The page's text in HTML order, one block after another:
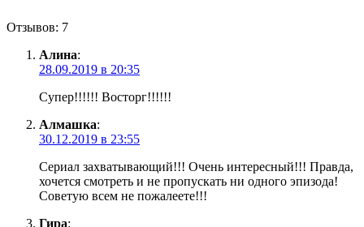
Отзывов: 7
Алина:
28.09.2019 в 20:35
Супер!!!!!! Восторг!!!!!!
Алмашка:
30.12.2019 в 23:55
Сериал захватывающий!!! Очень интересный!!! Правда,
хочется смотреть и не пропускать ни одного эпизода!
Советую всем не пожалеете!!!
Гира: